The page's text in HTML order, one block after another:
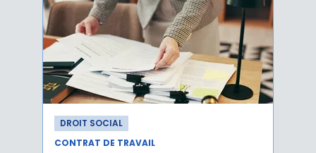
DROIT SOCIAL
CONTRAT DE TRAVAIL